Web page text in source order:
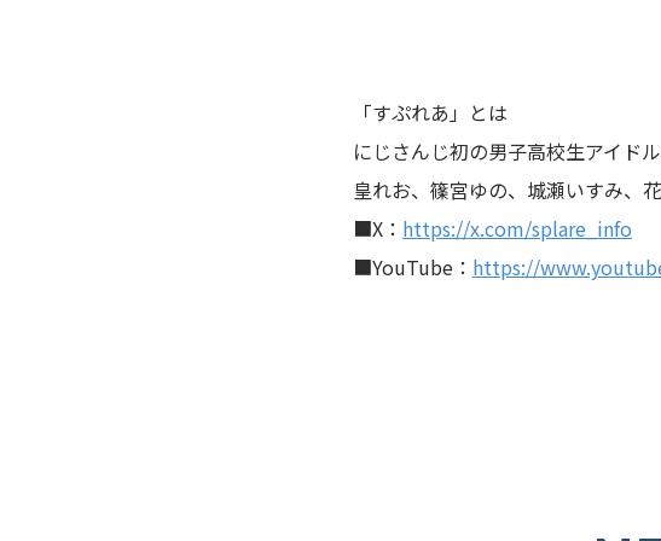
「すぷれあ」とは
にじさんじ初の男子高校生アイド
皇れお、篠宮ゆの、城瀬いすみ、
■X： https://x.com/splare_info
■YouTube： https://